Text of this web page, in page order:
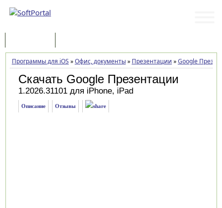
Программы для iOS »Офис, документы» Презентации »Google
Скачать Google Презентации
1.2026.31101 для iPhone, iPad
Описание Отзывы